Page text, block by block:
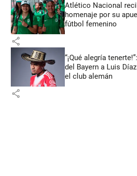
Atlético Nacional
homenaje por su
fútbol femenino
share
“¡Qué alegría
del Bayern a Luis
el club alemán
share